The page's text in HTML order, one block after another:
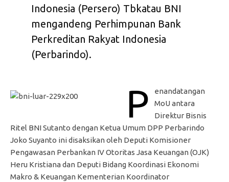
Indonesia (Persero) Tbkatau BNI
mengandeng Perhimpunan Bank
Perkreditan Rakyat Indonesia
(Perbarindo).
P
enandatangan
MoU antara
Direktur Bisnis
Ritel BNI Sutanto dengan Ketua Umum DPP Perbarindo
Joko Suyanto ini disaksikan oleh Deputi Komisioner
Pengawasan Perbankan IV Otoritas Jasa Keuangan (OJK)
Heru Kristiana dan Deputi Bidang Koordinasi Ekonomi
Makro & Keuangan Kementerian Koordinator